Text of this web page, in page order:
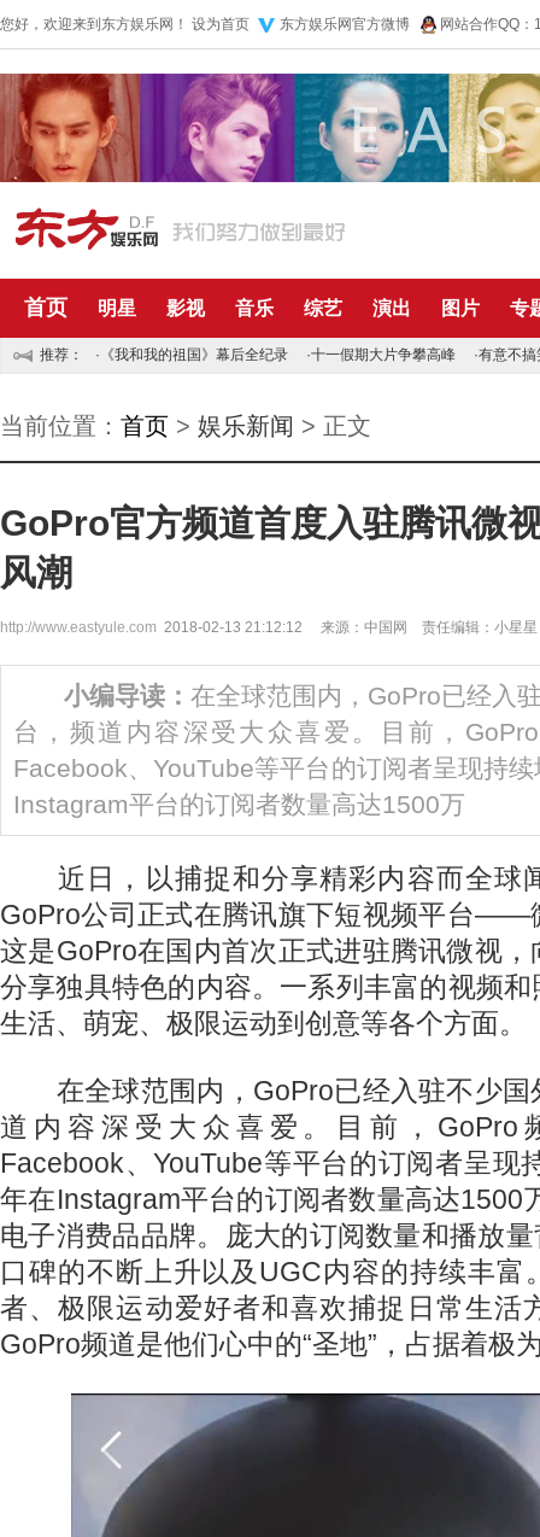
您好，欢迎来到东方娱乐网！ 设为首页 东方娱乐网官方微博 网站合作QQ
首页 明星 影视 音乐 综艺 演出 图片 专
推荐： · 《我和我的祖国》幕后全纪录 ·十一假期大片争攀高峰 ·有意不搞
当前位置： 首页 > 娱乐新闻 > 正文
GoPro官方频道首度入驻腾讯微
风潮
http://www.eastyule.com 2018-02-13 21:12:12 来源：中国网 责任编辑：小星星
小编导读： 在全球范围内，GoPro已经入
台，频道内容深受大众喜爱。目前，
Facebook、YouTube等平台的订阅者呈现持
Instagram平台的订阅者数量高达1500万
近日，以捕捉和分享精彩内容而全球
GoPro公司正式在腾讯旗下短视频平台——
这是GoPro在国内首次正式进驻腾讯微视
分享独具特色的内容。一系列丰富的视频
生活、萌宠、极限运动到创意等各个方面。
在全球范围内，GoPro已经入驻不少国
道内容深受大众喜爱。目前，GoPro
Facebook、YouTube等平台的订阅者呈现
年在Instagram平台的订阅者数量高达1500
电子消费品品牌。庞大的订阅数量和播放
口碑的不断上升以及UGC内容的持续丰富
者、极限运动爱好者和喜欢捕捉日常生活
GoPro频道是他们心中的“圣地”，占据着极